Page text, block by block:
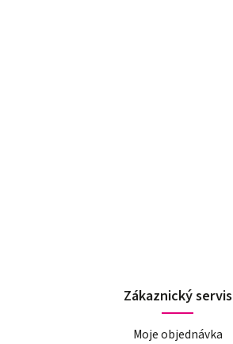
Zákaznický servis
Moje objednávka